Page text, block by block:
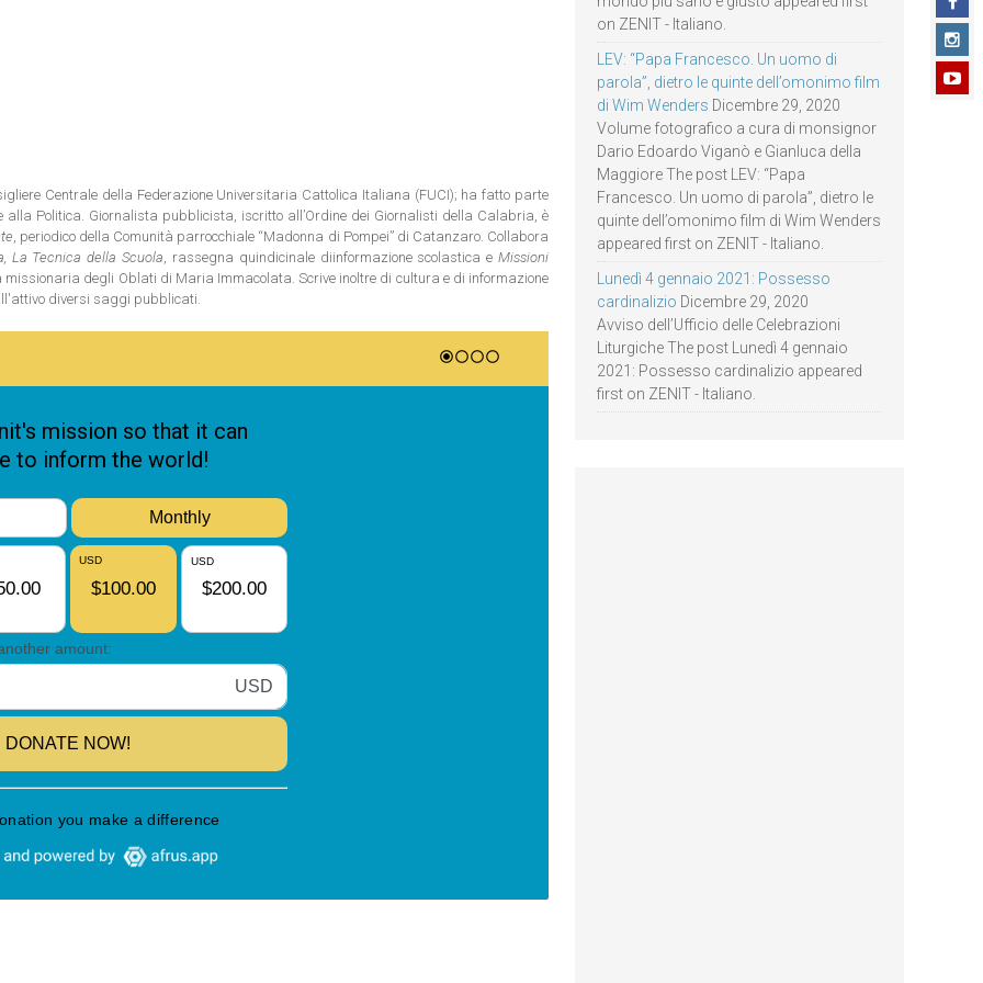
Centrale della Federazione Universitaria Cattolica Italiana (FUCI); ha fatto parte
alla Politica. Giornalista pubblicista, iscritto all’Ordine dei Giornalisti della Calabria, è
, periodico della Comunità parrocchiale “Madonna di Pompei” di Catanzaro. Collabora
La Tecnica della Scuola, rassegna quindicinale diinformazione scolastica eMissioni
degli Oblati di Maria Immacolata. Scrive inoltre di cultura e di informazione
diversi saggi pubblicati.
on ZENIT - Italiano.
LEV: “Papa Francesco. Un uomo di
parola”, dietro le quinte dell’omonimo film
di Wim Wenders Dicembre 29, 2020
Volume fotografico a cura di monsignor
Dario Edoardo Viganò e Gianluca della
Maggiore The post LEV: “Papa
Francesco. Un uomo di parola”, dietro le
quinte dell’omonimo film di Wim Wenders
appeared first on ZENIT - Italiano.
Lunedì 4 gennaio 2021: Possesso
cardinalizio Dicembre 29, 2020
Avviso dell’Ufficio delle Celebrazioni
Liturgiche The post Lunedì 4 gennaio
2021: Possesso cardinalizio appeared
first on ZENIT - Italiano.